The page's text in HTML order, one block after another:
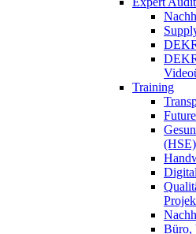
Training
(HSE)
Büro,